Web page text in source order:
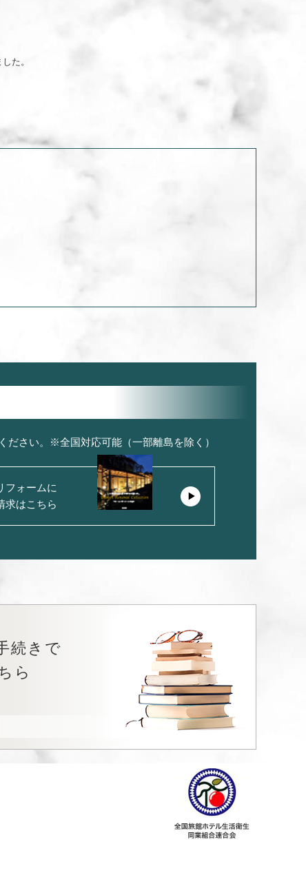
れていたため、
る和モダンの雰囲気に一新しました。
ださい。※全国対応可能（一部離島を除く）
フォームに
求はこちら
続きで
ら